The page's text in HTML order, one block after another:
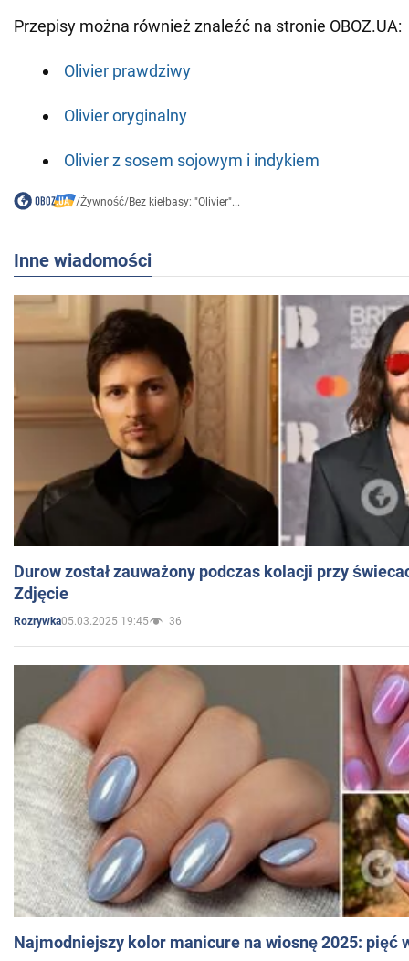
Przepisy można również znaleźć na stronie OBOZ.UA:
Olivier prawdziwy
Olivier oryginalny
Olivier z sosem sojowym i indykiem
/Żywność/Bez kiełbasy: "Olivier"...
Inne wiadomości
Durow został zauważony podczas kolacji przy
Zdjęcie
Rozrywka05.03.2025 19:45 36
Najmodniejszy kolor manicure na wiosnę 2025: pięć